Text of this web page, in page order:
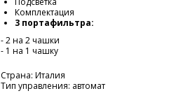
Комплектация
3 портафильтра:
- 2 на 2 чашки
- 1 на 1 чашку
Страна: Италия
Тип управления: автомат